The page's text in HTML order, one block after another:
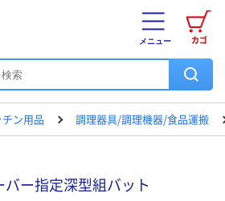
カゴ
メニュー
ン用品 調理器具/調理機器/食品運搬
ー指定深型組バット